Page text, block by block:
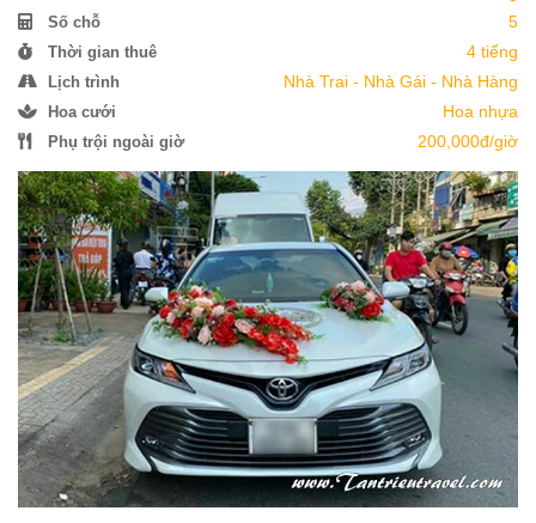
Số chỗ 5
Thời gian thuê 4 tiếng
Lịch trình Nhà Trai - Nhà Gái - Nhà Hàng
Hoa cưới Hoa nhựa
Phụ trội ngoài giờ 200,000đ/giờ